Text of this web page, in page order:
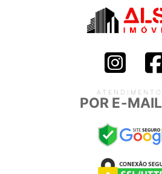
ATENDIMENTO
POR E-MAIL